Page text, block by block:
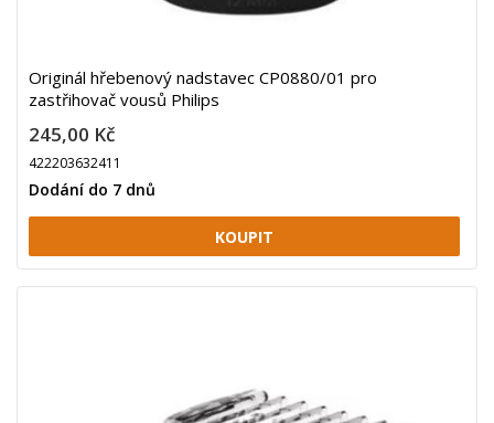
Originál hřebenový nadstavec CP0880/01 pro
zastřihovač vousů Philips
245,00 Kč
422203632411
Dodání do 7 dnů